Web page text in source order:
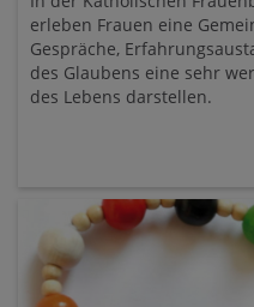
erleben Frauen eine
Gespräche,
des Glaubens eine sehr
des Lebens darstellen.